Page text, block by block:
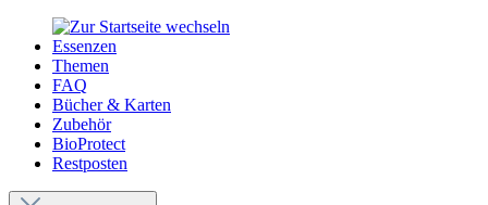
Essenzen
Themen
FAQ
Bücher & Karten
Zubehör
BioProtect
Restposten